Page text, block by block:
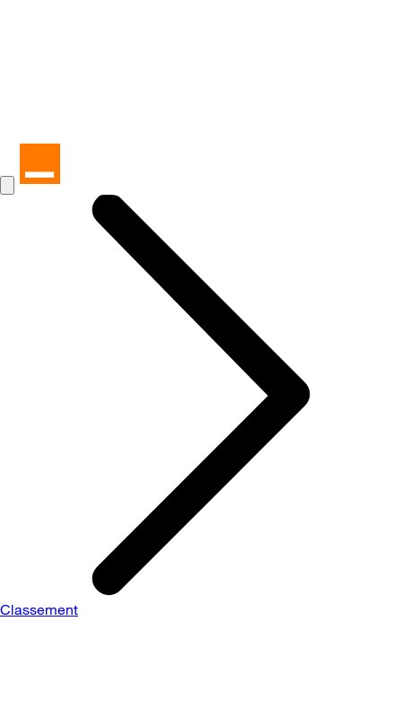
Classement